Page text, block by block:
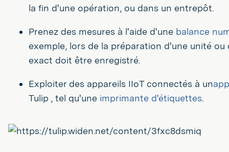
la fin d'une opération, ou dans un entrepôt.
Prenez des mesures à l'aide d'une balance
exemple, lors de la préparation d'une unité
exact doit être enregistré.
Exploiter des appareils IIoT connectés à un
Tulip , tel qu'une imprimante d'étiquettes.